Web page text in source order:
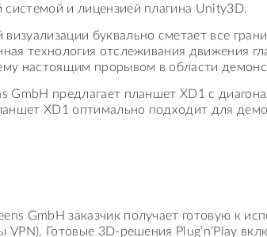
и лицензией плагина Unity3D.
буквально сметает все
технология отслеживания движения
настоящим прорывом в области
GmbH предлагает планшет XD1 с
XD1 оптимально подходит для
GmbH заказчик получает готовую к
VPN). Готовые 3D-решения Plug’n’Play